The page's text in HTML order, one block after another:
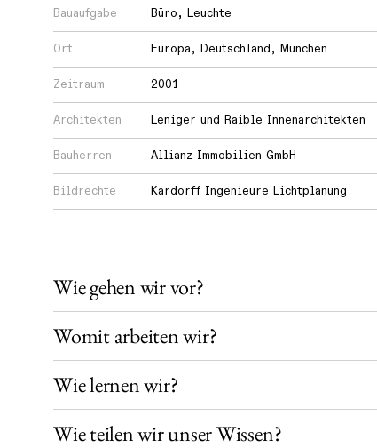
Bauaufgabe Büro, Leuchte
Ort Europa, Deutschland, München
Zeitraum 2001
Architekten Leniger und Raible Innenarchitekten
Bauherren Allianz Immobilien GmbH
Bildrechte Kardorff Ingenieure Lichtplanung
Wie gehen wir vor?
Womit arbeiten wir?
Wie lernen wir?
Wie teilen wir unser Wissen?
wir?
Wie
lernen
wir?
Wie
teilen
Wissen?